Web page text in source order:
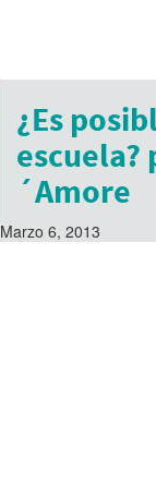
¿Es
escuela?
´Amore
Marzo 6, 2013